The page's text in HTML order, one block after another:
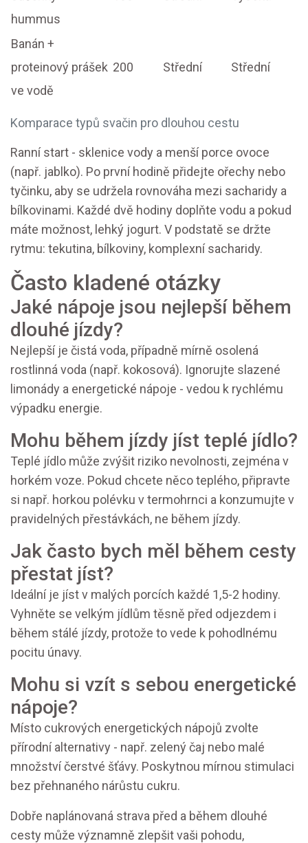
Komparace typů svačin pro dlouhou cestu
hummus
Banán +
proteinový prášek
ve vodě
200 Střední Střední
Ranní start - sklenice vody a menší porce ovoce
(např. jablko). Po první hodině přidejte ořechy nebo
tyčinku, aby se udržela rovnováha mezi sacharidy a
bílkovinami. Každé dvě hodiny doplňte vodu a pokud
máte možnost, lehký jogurt. V podstatě se držte
rytmu: tekutina, bílkoviny, komplexní sacharidy.
Často kladené otázky
Jaké nápoje jsou nejlepší během
dlouhé jízdy?
Nejlepší je čistá voda, případně mírně osolená
rostlinná voda (např. kokosová). Ignorujte slazené
limonády a energetické nápoje - vedou k rychlému
výpadku energie.
Mohu během jízdy jíst teplé jídlo?
Teplé jídlo může zvýšit riziko nevolnosti, zejména v
horkém voze. Pokud chcete něco teplého, připravte
si např. horkou polévku v termohrnci a konzumujte v
pravidelných přestávkách, ne během jízdy.
Jak často bych měl během cesty
přestat jíst?
Ideální je jíst v malých porcích každé 1,5-2 hodiny.
Vyhněte se velkým jídlům těsně před odjezdem i
během stálé jízdy, protože to vede k pohodlnému
pocitu únavy.
Mohu si vzít s sebou energetické
nápoje?
Místo cukrových energetických nápojů zvolte
přírodní alternativy - např. zelený čaj nebo malé
množství čerstvé šťávy. Poskytnou mírnou stimulaci
bez přehnaného nárůstu cukru.
Dobře naplánovaná strava před a během dlouhé
cesty může významně zlepšit vaši pohodu,